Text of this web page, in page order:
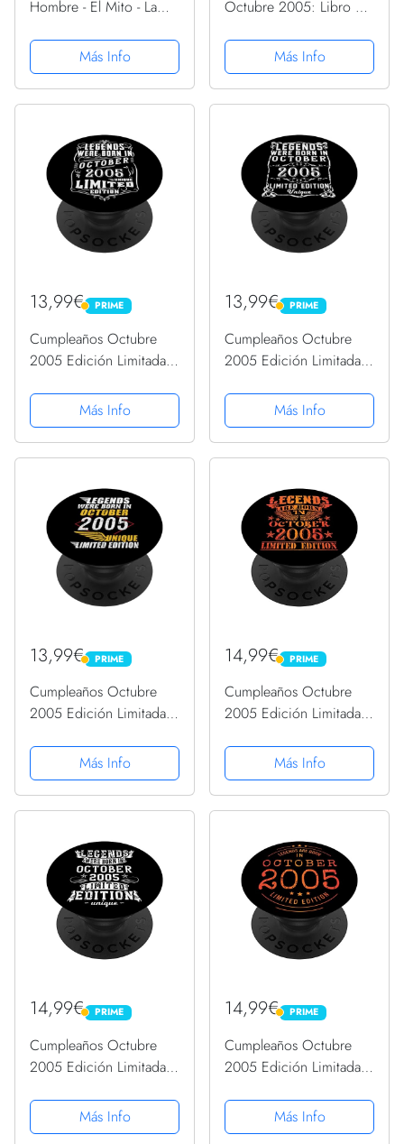
Hombre - El Mito - La
Originales para Hombre
Papá Abuelo Hermano -
Diario, Cuaderno De
Agenda
Más Info
Octubre 2005: Libro de
páginas de
felicitaciones, idea de
regalo, regalo Para la
Más Info
13,99€ PRIME
PRIME
Cumpleaños Octubre
2005 Edición Limitada
PopSockets PopGrip
Intercambiable
Más Info
13,99€ PRIME
PRIME
Cumpleaños Octubre
2005 Edición Limitada
PopSockets PopGrip
Intercambiable
Más Info
13,99€ PRIME
PRIME
Cumpleaños Octubre
2005 Edición Limitada
PopSockets PopGrip
Intercambiable
Más Info
14,99€ PRIME
PRIME
Cumpleaños Octubre
2005 Edición Limitada
PopSockets PopGrip
Intercambiable
Más Info
14,99€ PRIME
PRIME
Cumpleaños Octubre
2005 Edición Limitada
PopSockets PopGrip
Intercambiable
Más Info
14,99€ PRIME
PRIME
Cumpleaños Octubre
2005 Edición Limitada
PopSockets PopGrip
Intercambiable
Más Info